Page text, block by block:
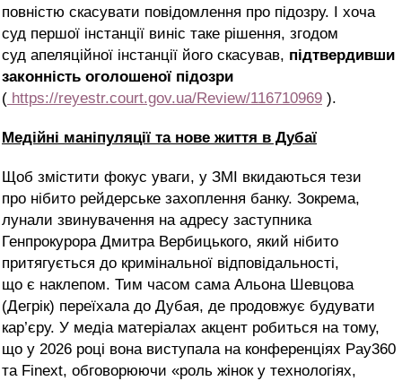
повністю скасувати повідомлення про підозру. І хоча
суд першої інстанції виніс таке рішення, згодом
суд апеляційної інстанції його скасував, підтвердивши
законність оголошеної підозри
( https://reyestr.court.gov.ua/Review/116710969 ).
Медійні маніпуляції та нове життя в Дубаї
Щоб змістити фокус уваги, у ЗМІ вкидаються тези
про нібито рейдерське захоплення банку. Зокрема,
лунали звинувачення на адресу заступника
Генпрокурора Дмитра Вербицького, який нібито
притягується до кримінальної відповідальності,
що є наклепом. Тим часом сама Альона Шевцова
(Дегрік) переїхала до Дубая, де продовжує будувати
кар’єру. У медіаматеріалах акцент робиться на тому,
що у 2026 році вона виступала на конференціях Pay360
та Finext, обговорюючи «роль жінок у технологіях,